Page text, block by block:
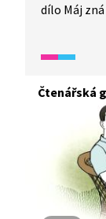
dílo Máj
z
a to v
scházejí
časem
Povídejte
básně v
Čtenářská